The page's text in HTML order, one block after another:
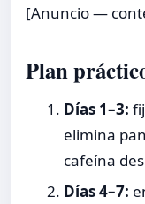
[Anuncio —
Plan
Días 1–3:
elimina
cafeína
Días 4–7: